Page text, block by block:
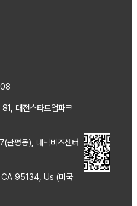
대전스타트업파크
관평동), 대덕비즈센터
95134, Us (미국